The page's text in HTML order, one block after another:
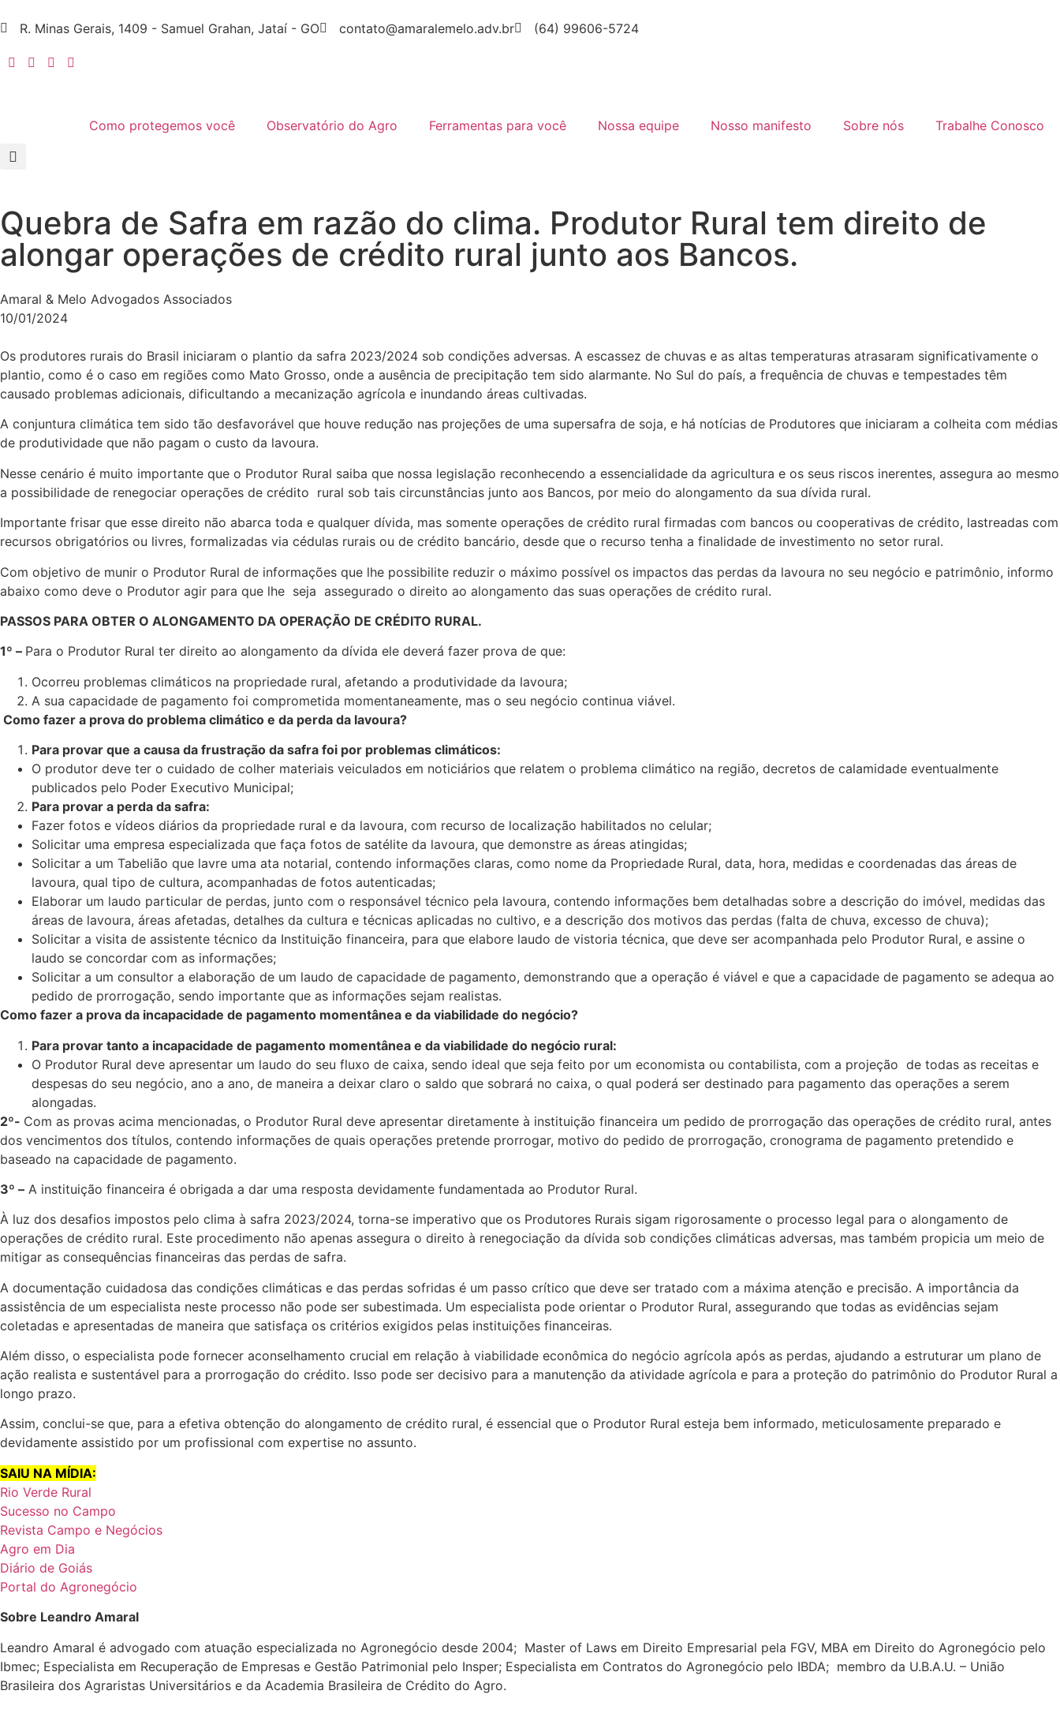
R. Minas Gerais, 1409 - Samuel Grahan, Jataí - GO contato@amaralemelo.adv.br (64) 99606-5724
Como protegemos você Observatório do Agro Ferramentas para você Nossa equipe Nosso manifesto Sobre nós Trabalhe Conosco
Quebra de Safra em razão do clima. Produtor Rural tem direito de
alongar operações de crédito rural junto aos Bancos.
Amaral & Melo Advogados Associados
10/01/2024
Os produtores rurais do Brasil iniciaram o plantio da safra 2023/2024 sob condições adversas. A escassez de chuvas e as altas temperaturas atrasaram significativamente o
plantio, como é o caso em regiões como Mato Grosso, onde a ausência de precipitação tem sido alarmante. No Sul do país, a frequência de chuvas e tempestades têm
causado problemas adicionais, dificultando a mecanização agrícola e inundando áreas cultivadas.
A conjuntura climática tem sido tão desfavorável que houve redução nas projeções de uma supersafra de soja, e há notícias de Produtores que iniciaram a colheita com médias
de produtividade que não pagam o custo da lavoura.
Nesse cenário é muito importante que o Produtor Rural saiba que nossa legislação reconhecendo a essencialidade da agricultura e os seus riscos inerentes, assegura ao mesmo
a possibilidade de renegociar operações de crédito rural sob tais circunstâncias junto aos Bancos, por meio do alongamento da sua dívida rural.
Importante frisar que esse direito não abarca toda e qualquer dívida, mas somente operações de crédito rural firmadas com bancos ou cooperativas de crédito, lastreadas com
recursos obrigatórios ou livres, formalizadas via cédulas rurais ou de crédito bancário, desde que o recurso tenha a finalidade de investimento no setor rural.
Com objetivo de munir o Produtor Rural de informações que lhe possibilite reduzir o máximo possível os impactos das perdas da lavoura no seu negócio e patrimônio, informo
abaixo como deve o Produtor agir para que lhe seja assegurado o direito ao alongamento das suas operações de crédito rural.
PASSOS PARA OBTER O ALONGAMENTO DA OPERAÇÃO DE CRÉDITO RURAL.
1º – Para o Produtor Rural ter direito ao alongamento da dívida ele deverá fazer prova de que:
Ocorreu problemas climáticos na propriedade rural, afetando a produtividade da lavoura;
A sua capacidade de pagamento foi comprometida momentaneamente, mas o seu negócio continua viável.
Como fazer a prova do problema climático e da perda da lavoura?
Para provar que a causa da frustração da safra foi por problemas climáticos:
O produtor deve ter o cuidado de colher materiais veiculados em noticiários que relatem o problema climático na região, decretos de calamidade eventualmente
publicados pelo Poder Executivo Municipal;
Para provar a perda da safra:
Fazer fotos e vídeos diários da propriedade rural e da lavoura, com recurso de localização habilitados no celular;
Solicitar uma empresa especializada que faça fotos de satélite da lavoura, que demonstre as áreas atingidas;
Solicitar a um Tabelião que lavre uma ata notarial, contendo informações claras, como nome da Propriedade Rural, data, hora, medidas e coordenadas das áreas de
lavoura, qual tipo de cultura, acompanhadas de fotos autenticadas;
Elaborar um laudo particular de perdas, junto com o responsável técnico pela lavoura, contendo informações bem detalhadas sobre a descrição do imóvel, medidas das
áreas de lavoura, áreas afetadas, detalhes da cultura e técnicas aplicadas no cultivo, e a descrição dos motivos das perdas (falta de chuva, excesso de chuva);
Solicitar a visita de assistente técnico da Instituição financeira, para que elabore laudo de vistoria técnica, que deve ser acompanhada pelo Produtor Rural, e assine o
laudo se concordar com as informações;
Solicitar a um consultor a elaboração de um laudo de capacidade de pagamento, demonstrando que a operação é viável e que a capacidade de pagamento se adequa ao
pedido de prorrogação, sendo importante que as informações sejam realistas.
Como fazer a prova da incapacidade de pagamento momentânea e da viabilidade do negócio?
Para provar tanto a incapacidade de pagamento momentânea e da viabilidade do negócio rural:
O Produtor Rural deve apresentar um laudo do seu fluxo de caixa, sendo ideal que seja feito por um economista ou contabilista, com a projeção de todas as receitas e
despesas do seu negócio, ano a ano, de maneira a deixar claro o saldo que sobrará no caixa, o qual poderá ser destinado para pagamento das operações a serem
alongadas.
2º- Com as provas acima mencionadas, o Produtor Rural deve apresentar diretamente à instituição financeira um pedido de prorrogação das operações de crédito rural, antes
dos vencimentos dos títulos, contendo informações de quais operações pretende prorrogar, motivo do pedido de prorrogação, cronograma de pagamento pretendido e
baseado na capacidade de pagamento.
3º – A instituição financeira é obrigada a dar uma resposta devidamente fundamentada ao Produtor Rural.
À luz dos desafios impostos pelo clima à safra 2023/2024, torna-se imperativo que os Produtores Rurais sigam rigorosamente o processo legal para o alongamento de
operações de crédito rural. Este procedimento não apenas assegura o direito à renegociação da dívida sob condições climáticas adversas, mas também propicia um meio de
mitigar as consequências financeiras das perdas de safra.
A documentação cuidadosa das condições climáticas e das perdas sofridas é um passo crítico que deve ser tratado com a máxima atenção e precisão. A importância da
assistência de um especialista neste processo não pode ser subestimada. Um especialista pode orientar o Produtor Rural, assegurando que todas as evidências sejam
coletadas e apresentadas de maneira que satisfaça os critérios exigidos pelas instituições financeiras.
Além disso, o especialista pode fornecer aconselhamento crucial em relação à viabilidade econômica do negócio agrícola após as perdas, ajudando a estruturar um plano de
ação realista e sustentável para a prorrogação do crédito. Isso pode ser decisivo para a manutenção da atividade agrícola e para a proteção do patrimônio do Produtor Rural a
longo prazo.
Assim, conclui-se que, para a efetiva obtenção do alongamento de crédito rural, é essencial que o Produtor Rural esteja bem informado, meticulosamente preparado e
devidamente assistido por um profissional com expertise no assunto.
SAIU NA MÍDIA:
Rio Verde Rural
Sucesso no Campo
Revista Campo e Negócios
Agro em Dia
Diário de Goiás
Portal do Agronegócio
Sobre Leandro Amaral
Leandro Amaral é advogado com atuação especializada no Agronegócio desde 2004; Master of Laws em Direito Empresarial pela FGV, MBA em Direito do Agronegócio pelo
Ibmec; Especialista em Recuperação de Empresas e Gestão Patrimonial pelo Insper; Especialista em Contratos do Agronegócio pelo IBDA; membro da U.B.A.U. – União
Brasileira dos Agraristas Universitários e da Academia Brasileira de Crédito do Agro.